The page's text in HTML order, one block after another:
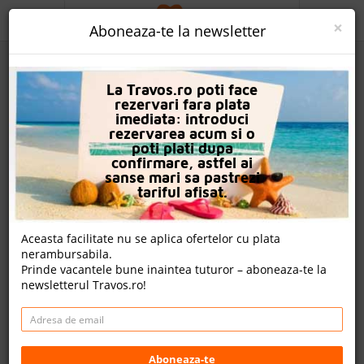
Bruges, Flanders, Belgia
PROMO
CAUTA REZERVARE
OFERTA PERSONALIZATA
DESPRE NOI
LOGIN
CAZARE
CHARTER AVION
CAZARE + AUTOCAR
CONTACT
×
Aboneaza-te la newsletter
La Travos.ro poti face
rezervari fara plata
imediata: introduci
rezervarea acum si o
poti plati dupa
confirmare, astfel ai
sanse mari sa pastrezi
tariful afisat.
Aceasta facilitate nu se aplica ofertelor cu plata
nerambursabila.
Prinde vacantele bune inaintea tuturor – aboneaza-te la
newsletterul Travos.ro!
Aboneaza-te